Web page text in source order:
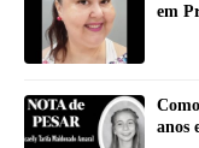
em
anos